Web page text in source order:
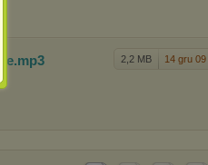
2,2 MB 14 gru
.mp3